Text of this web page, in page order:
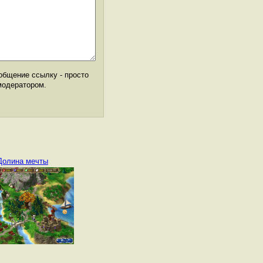
ссылку - просто
мечты